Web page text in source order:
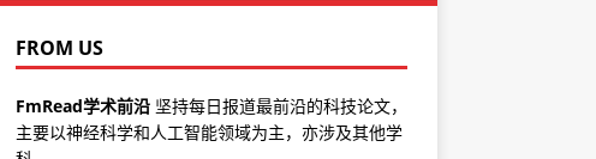
FROM US
FmRead学术前沿坚持每日报道最前沿的科技论文，
主要以神经科学和人工智能领域为主，亦涉及其他学